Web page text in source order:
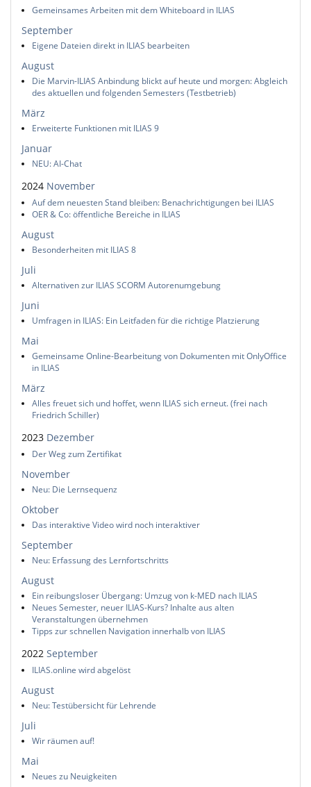
Gemeinsames Arbeiten mit dem Whiteboard in ILIAS
September
Eigene Dateien direkt in ILIAS bearbeiten
August
Die Marvin-ILIAS Anbindung blickt auf heute und morgen: Abgleich
des aktuellen und folgenden Semesters (Testbetrieb)
März
Erweiterte Funktionen mit ILIAS 9
Januar
NEU: AI-Chat
2024 November
Auf dem neuesten Stand bleiben: Benachrichtigungen bei ILIAS
OER & Co: öffentliche Bereiche in ILIAS
August
Besonderheiten mit ILIAS 8
Juli
Alternativen zur ILIAS SCORM Autorenumgebung
Juni
Umfragen in ILIAS: Ein Leitfaden für die richtige Platzierung
Mai
Gemeinsame Online-Bearbeitung von Dokumenten mit OnlyOffice
in ILIAS
März
Alles freuet sich und hoffet, wenn ILIAS sich erneut. (frei nach
Friedrich Schiller)
2023 Dezember
Der Weg zum Zertifikat
November
Neu: Die Lernsequenz
Oktober
Das interaktive Video wird noch interaktiver
September
Neu: Erfassung des Lernfortschritts
August
Ein reibungsloser Übergang: Umzug von k-MED nach ILIAS
Neues Semester, neuer ILIAS-Kurs? Inhalte aus alten
Veranstaltungen übernehmen
Tipps zur schnellen Navigation innerhalb von ILIAS
2022 September
ILIAS.online wird abgelöst
August
Neu: Testübersicht für Lehrende
Juli
Wir räumen auf!
Mai
Neues zu Neuigkeiten